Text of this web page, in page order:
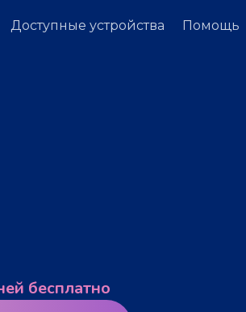
Доступные устройства Помощь
бесплатно